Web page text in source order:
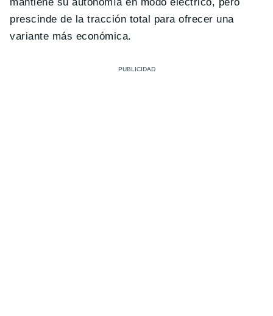
prescinde de la tracción total para ofrecer una
variante más económica.